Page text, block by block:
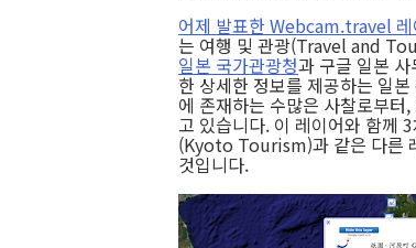
어제 발표한 Webcam.travel 레
는 여행 및 관광(Travel and
일본 국가관광청과 구글 일본
한 상세한 정보를 제공하는 일
에 존재하는 수많은 사찰로부
고 있습니다. 이 레이어와 함
(Kyoto Tourism)과 같은 다른
것입니다.